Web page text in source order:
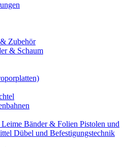
Zubehör
& Schaum
Bänder & Folien Pistolen und
Dübel und Befestigungstechnik